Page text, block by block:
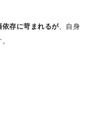
存に苛まれるが、自身